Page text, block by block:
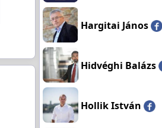
Hargitai János
Hidvéghi Balázs
Hollik István